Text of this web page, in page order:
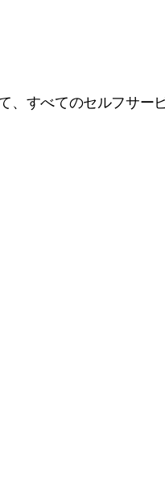
すべてのセルフサー